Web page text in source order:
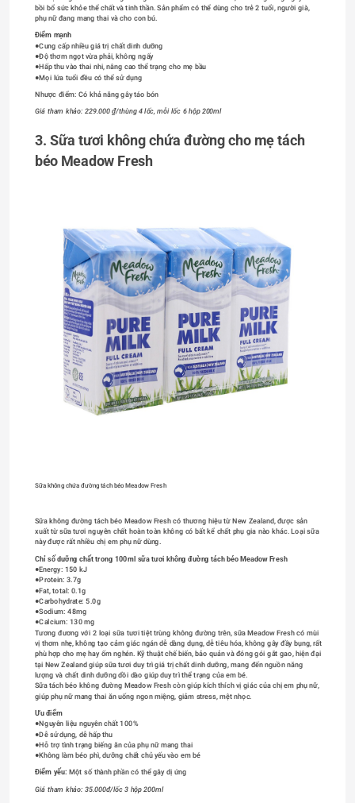
bồi bổ sức khỏe thể chất và tinh thần. Sản phẩm có thể dùng cho trẻ 2 tuổi, người già,
phụ nữ đang mang thai và cho con bú.
Điểm mạnh
●Cung cấp nhiều giá trị chất dinh dưỡng
●Độ thơm ngọt vừa phải, không ngấy
●Hấp thu vào thai nhi, nâng cao thể trạng cho mẹ bầu
●Mọi lứa tuổi đều có thể sử dụng
Nhược điểm: Có khả năng gây táo bón
Giá tham khảo: 229.000 ₫/thùng 4 lốc, mỗi lốc 6 hộp 200ml
3. Sữa tươi không chứa đường cho mẹ tách
béo Meadow Fresh
Sữa không chứa đường tách béo Meadow Fresh
Sữa không đường tách béo Meadow Fresh có thương hiệu từ New Zealand, được sản
xuất từ sữa tươi nguyên chất hoàn toàn không có bất kể chất phụ gia nào khác. Loại sữa
này được rất nhiều chị em phụ nữ dùng.
Chỉ số dưỡng chất trong 100ml sữa tươi không đường tách béo Meadow Fresh
●Energy: 150 kJ
●Protein: 3.7g
●Fat, total: 0.1g
●Carbohydrate: 5.0g
●Sodium: 48mg
●Calcium: 130 mg
Tương đương với 2 loại sữa tươi tiệt trùng không đường trên, sữa Meadow Fresh có mùi
vị thơm nhẹ, không tạo cảm giác ngán dễ dàng dụng, dễ tiêu hóa, không gây đầy bụng, rất
phù hợp cho mẹ hay ốm nghén. Kỹ thuật chế biến, bảo quản và đóng gói gắt gao, hiện đại
tại New Zealand giúp sữa tươi duy trì giá trị chất dinh dưỡng, mang đến nguồn năng
lượng và chất dinh dưỡng dồi dào giúp duy trì thể trạng của em bé.
Sữa tách béo không đường Meadow Fresh còn giúp kích thích vị giác của chị em phụ nữ,
giúp phụ nữ mang thai ăn uống ngon miệng, giảm stress, mệt nhọc.
Ưu điểm
●Nguyên liệu nguyên chất 100%
●Dễ sử dụng, dễ hấp thu
●Hỗ trợ tình trạng biếng ăn của phụ nữ mang thai
●Không làm béo phì, dưỡng chất chủ yếu vào em bé
Điểm yếu: Một số thành phần có thể gây dị ứng
Giá tham khảo: 35.000đ/lốc 3 hộp 200ml